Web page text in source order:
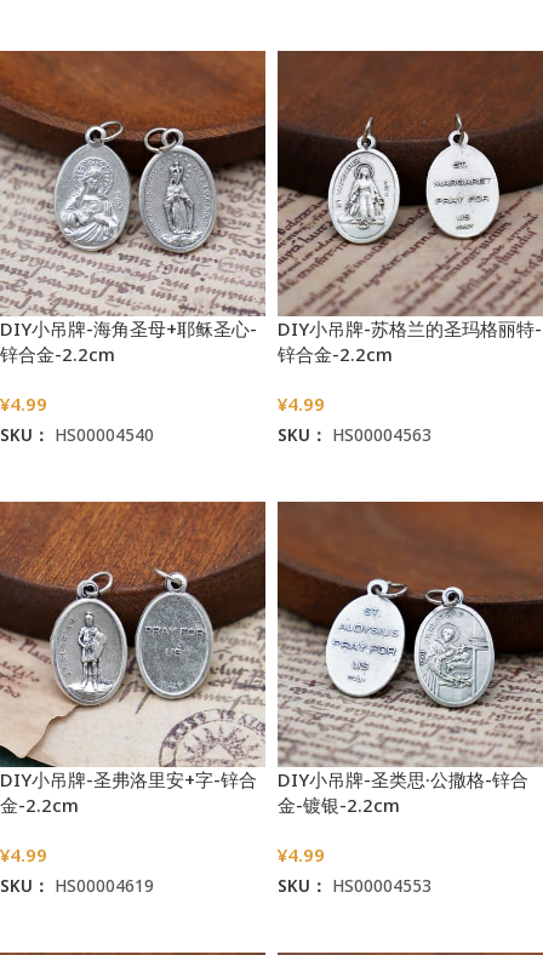
DIY小吊牌-海角圣母+耶稣圣心-
锌合金-2.2cm
¥4.99
SKU： HS00004540
DIY小吊牌-苏格兰的圣玛格丽特-
锌合金-2.2cm
¥4.99
SKU： HS00004563
DIY小吊牌-圣弗洛里安+字-锌合
金-2.2cm
¥4.99
SKU： HS00004619
DIY小吊牌-圣类思·公撒格-锌合
金-镀银-2.2cm
¥4.99
SKU： HS00004553